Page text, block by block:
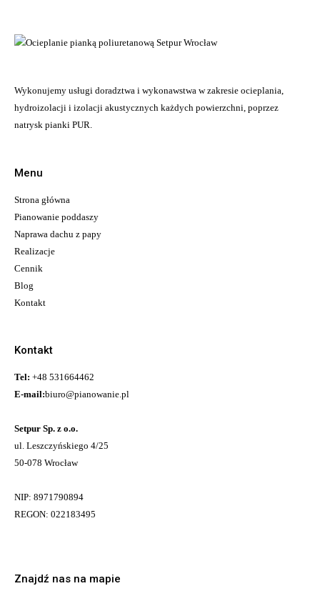
Wykonujemy usługi doradztwa i wykonawstwa w zakresie ocieplania,
hydroizolacji i izolacji akustycznych każdych powierzchni, poprzez
natrysk pianki PUR.
Menu
Strona główna
Pianowanie poddaszy
Naprawa dachu z papy
Realizacje
Cennik
Blog
Kontakt
Kontakt
Tel: +48 531664462
E-mail:biuro@pianowanie.pl
Setpur Sp. z o.o.
ul. Leszczyńskiego 4/25
50-078 Wrocław
NIP: 8971790894
REGON: 022183495
Znajdź nas na mapie